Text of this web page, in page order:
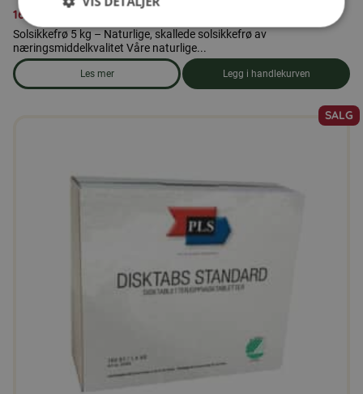
169,00
Solsikkefrø 5 kg – Naturlige, skallede solsikkefrø av
næringsmiddelkvalitet Våre naturlige...
Les mer
om produkten Solsikkekjerner 5 kg
Legg i handlekurven
SALG